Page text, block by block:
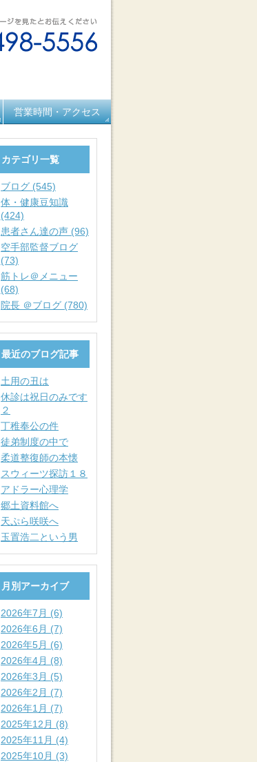
営業時間・アクセス
カテゴリ一覧
ブログ (545)
体・健康豆知識
(424)
患者さん達の声 (96)
空手部監督ブログ
(73)
筋トレ＠メニュー
(68)
院長 ＠ブログ (780)
最近のブログ記事
土用の丑は
休診は祝日のみです
２
丁稚奉公の件
徒弟制度の中で
柔道整復師の本懐
スウィーツ探訪１８
アドラー心理学
郷土資料館へ
天ぷら咲咲へ
玉置浩二という男
月別アーカイブ
2026年7月 (6)
2026年6月 (7)
2026年5月 (6)
2026年4月 (8)
2026年3月 (5)
2026年2月 (7)
2026年1月 (7)
2025年12月 (8)
2025年11月 (4)
2025年10月 (3)